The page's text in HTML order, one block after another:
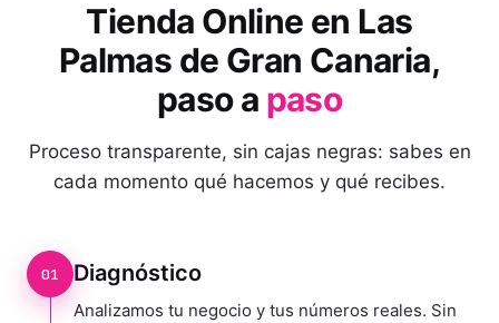
Tienda Online en Las
Palmas de Gran Canaria,
paso a paso
Proceso transparente, sin cajas negras: sabes en
cada momento qué hacemos y qué recibes.
01 Diagnóstico
Analizamos tu negocio y tus números reales. Sin